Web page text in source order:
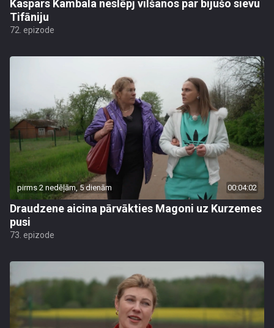
Kaspars Kambala neslēpj vilšanos par bijušo sievu
Tifāniju
72. epizode
pirms 2 nedēļām, 5 dienām 00:04:02
Draudzene aicina pārvākties Magoni uz Kurzemes
pusi
73. epizode